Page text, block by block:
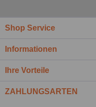
Kenntnis genommen.*
Shop Service
Informationen
Ihre Vorteile
ZAHLUNGSARTEN